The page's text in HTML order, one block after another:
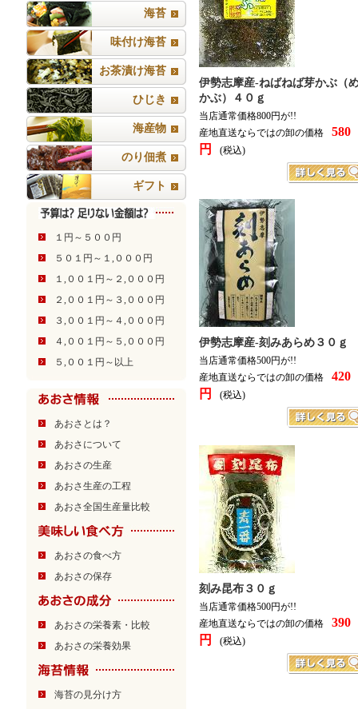
海苔
味付け海苔
お茶漬け海苔
ひじき
海産物
のり佃煮
ギフト
１円～５００円
５０１円～１,０００円
１,００１円～２,０００円
２,００１円～３,０００円
３,００１円～４,０００円
４,００１円～５,０００円
５,００１円～以上
あおさとは？
あおさについて
あおさの生産
あおさ生産の工程
あおさ全国生産量比較
あおさの食べ方
あおさの保存
あおさの栄養素・比較
あおさの栄養効果
海苔の見分け方
伊勢志摩産-ねばねば芽かぶ（
かぶ）４０ｇ
当店通常価格800円が!!
産地直送ならではの卸の価格
580
円
(税込)
伊勢志摩産-刻みあらめ３０ｇ
当店通常価格500円が!!
産地直送ならではの卸の価格
420
円
(税込)
刻み昆布３０ｇ
当店通常価格500円が!!
産地直送ならではの卸の価格
390
円
(税込)